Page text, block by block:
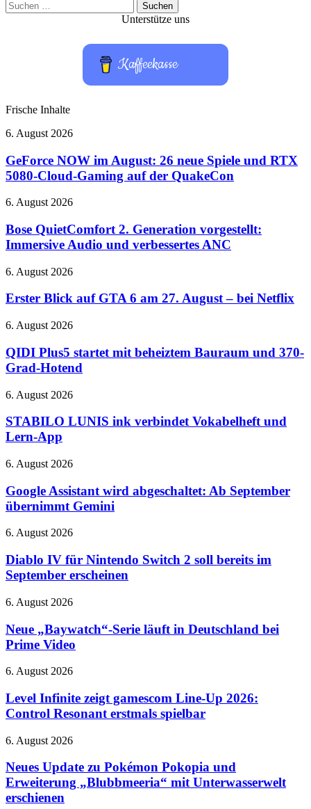
Suchen
nach:
Unterstütze uns
Kaffeekasse
Frische Inhalte
GeForce
im
August:
26
Spiele
RTX
5080-
Gaming
der
QuakeCon
6. August 2026
GeForce NOW im August: 26 neue Spiele und RTX
5080-Cloud-Gaming auf der QuakeCon
Bose
2.
Generation
vorgestellt:
Audio
verbessertes
6. August 2026
Bose QuietComfort 2. Generation vorgestellt:
Immersive Audio und verbessertes ANC
Erster
auf
6
27.
August
–
Netflix
6. August 2026
Erster Blick auf GTA 6 am 27. August – bei Netflix
QIDI
startet
mit
beheiztem
und
Grad-
Hotend
6. August 2026
QIDI Plus5 startet mit beheiztem Bauraum und 370-
Grad-Hotend
STABILO
ink
verbindet
Vokabelheft
Lern-
6. August 2026
STABILO LUNIS ink verbindet Vokabelheft und
Lern-App
Google
wird
abgeschaltet:
Ab
übernimmt
6. August 2026
Google Assistant wird abgeschaltet: Ab September
übernimmt Gemini
Diablo
für
Nintendo
Switch
soll
im
September
6. August 2026
Diablo IV für Nintendo Switch 2 soll bereits im
September erscheinen
Neue
Serie
läuft
in
bei
Video
6. August 2026
Neue „Baywatch“-Serie läuft in Deutschland bei
Prime Video
Level
zeigt
gamescom
Line-
2026:
Resonant
erstmals
spielbar
6. August 2026
Level Infinite zeigt gamescom Line-Up 2026:
Control Resonant erstmals spielbar
Neues
zu
Pokémon
Pokopia
und
6. August 2026
Neues Update zu Pokémon Pokopia und
Erweiterung „Blubbmeeria“ mit Unterwasserwelt
erschienen